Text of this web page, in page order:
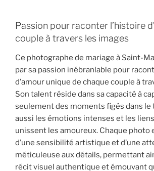
Passion pour raconter l’histoire
couple à travers les images
Ce photographe de mariage à Saint-
par sa passion inébranlable pour
d’amour unique de chaque couple à
Son talent réside dans sa capacité à
seulement des moments figés dans le
aussi les émotions intenses et les
unissent les amoureux. Chaque photo
d’une sensibilité artistique et d’une
méticuleuse aux détails, permettant
récit visuel authentique et émouvant